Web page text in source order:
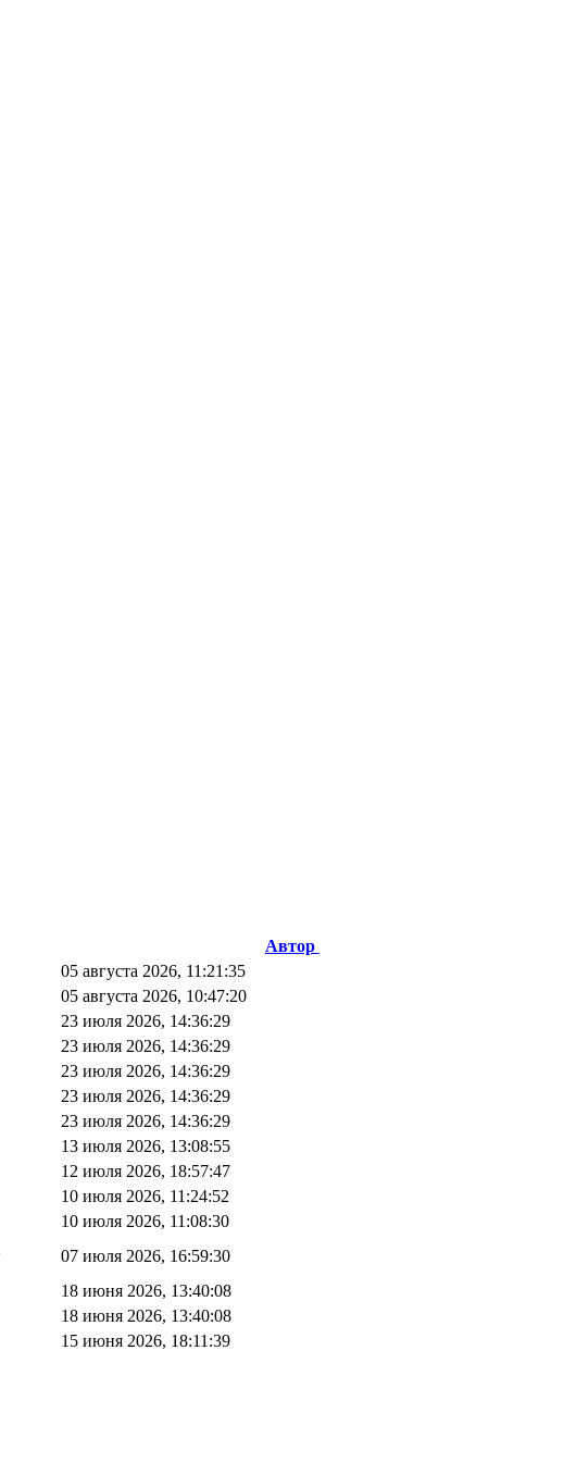
Автор
05 августа 2026, 11:21:35
05 августа 2026, 10:47:20
23 июля 2026, 14:36:29
23 июля 2026, 14:36:29
23 июля 2026, 14:36:29
23 июля 2026, 14:36:29
23 июля 2026, 14:36:29
13 июля 2026, 13:08:55
12 июля 2026, 18:57:47
10 июля 2026, 11:24:52
10 июля 2026, 11:08:30
07 июля 2026, 16:59:30
18 июня 2026, 13:40:08
18 июня 2026, 13:40:08
15 июня 2026, 18:11:39